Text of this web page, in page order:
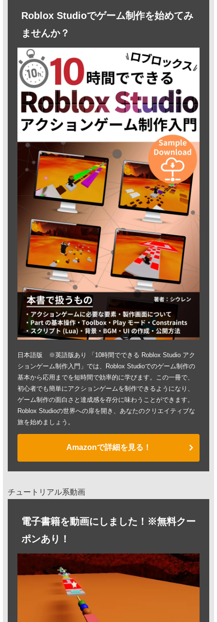
Roblox Studioでゲーム制作を始めてみ
ませんか？
日本語版 ※英語版あり 「10時間でできる Roblox Studio アク
ションゲーム制作入門」では、Roblox Studioでのゲーム制作の
基本から応用までを短時間で効率的に学びます。この一冊で、
初心者でも簡単にアクションゲームを制作できるようになり、
ゲーム制作の面白さと達成感を存分に味わうことができます。
Roblox Studioの世界への扉を開き、あなたのクリエイティブな
旅を始めましょう。
Amazonで詳細を見る！
チュートリアル系動画
電子書籍を動画にしました！※無料クー
ポンあり！